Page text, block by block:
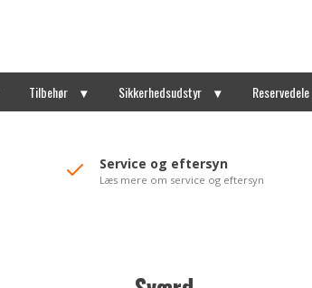
Tilbehør Sikkerhedsudstyr Reservedele
Service og eftersyn
Læs mere om service og eftersyn